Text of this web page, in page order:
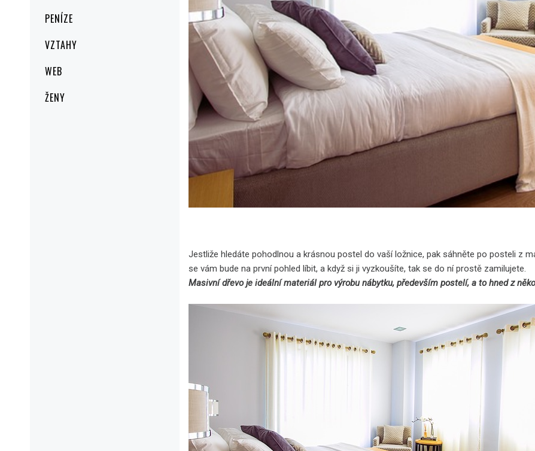
PENÍZE
VZTAHY
WEB
ŽENY
Jestliže hledáte pohodlnou a krásnou postel do vaší ložnice, pak sáhněte po posteli z
se vám bude na první pohled líbit, a když si ji vyzkoušíte, tak se do ní prostě zamilujete.
Masivní dřevo je ideální materiál pro výrobu nábytku, především postelí, a to hned z